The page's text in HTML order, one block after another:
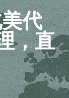
代
，直